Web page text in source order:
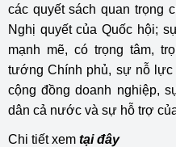
các quyết sách quan trọng
Nghị quyết của Quốc hội;
mạnh mẽ, có trọng tâm,
tướng Chính phủ, sự nỗ lực
cộng đồng doanh nghiệp,
dân cả nước và sự hỗ trợ
Chi tiết xem tại đây